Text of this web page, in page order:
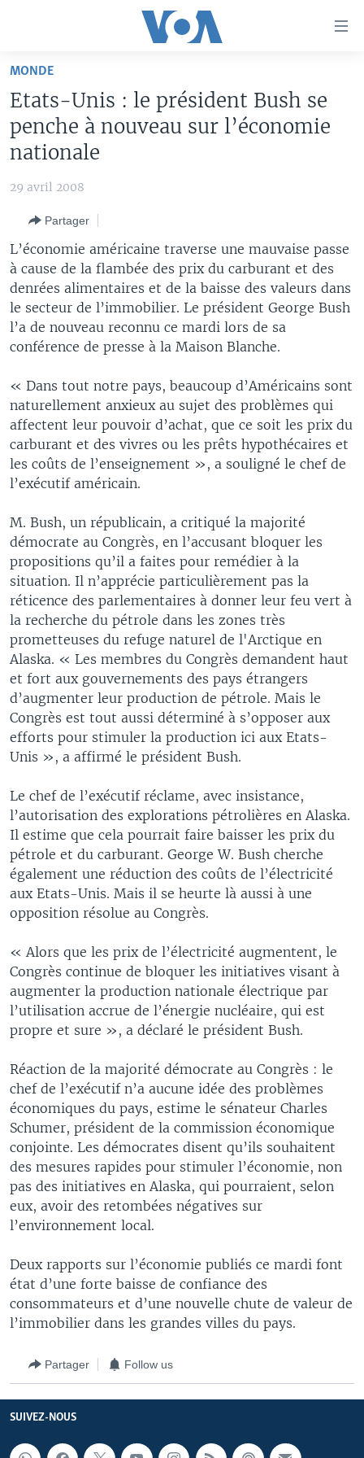
Retour
la
navigation
principale
Retour
recherche
AFRIQUE
ÉTATS-UNIS
LE MONDE AUJOURD'HUI
FOCUS SAHEL
REPORTAGES
VOUS + NOUS
CARNET DE SANTÉ
RADIO
LE MONDE AU FÉMININ
L'AMÉRIQUE ET VOUS
DIALOGUE DES RELIGIONS
RM SHOW
LINGALA
SANGO
Apprenez L'anglais
SUIVEZ-NOUS
Langues
MONDE
Etats-Unis : le président Bush se
penche à nouveau sur l’économie
nationale
29 avril 2008
Partager
L’économie américaine traverse une mauvaise passe
à cause de la flambée des prix du carburant et des
denrées alimentaires et de la baisse des valeurs dans
le secteur de l’immobilier. Le président George Bush
l’a de nouveau reconnu ce mardi lors de sa
conférence de presse à la Maison Blanche.
« Dans tout notre pays, beaucoup d’Américains sont
naturellement anxieux au sujet des problèmes qui
affectent leur pouvoir d’achat, que ce soit les prix du
carburant et des vivres ou les prêts hypothécaires et
les coûts de l’enseignement », a souligné le chef de
l’exécutif américain.
M. Bush, un républicain, a critiqué la majorité
démocrate au Congrès, en l’accusant bloquer les
propositions qu’il a faites pour remédier à la
situation. Il n’apprécie particulièrement pas la
réticence des parlementaires à donner leur feu vert à
la recherche du pétrole dans les zones très
prometteuses du refuge naturel de l'Arctique en
Alaska. « Les membres du Congrès demandent haut
et fort aux gouvernements des pays étrangers
d’augmenter leur production de pétrole. Mais le
Congrès est tout aussi déterminé à s’opposer aux
efforts pour stimuler la production ici aux Etats-
Unis », a affirmé le président Bush.
Le chef de l’exécutif réclame, avec insistance,
l’autorisation des explorations pétrolières en Alaska.
Il estime que cela pourrait faire baisser les prix du
pétrole et du carburant. George W. Bush cherche
également une réduction des coûts de l’électricité
aux Etats-Unis. Mais il se heurte là aussi à une
opposition résolue au Congrès.
« Alors que les prix de l’électricité augmentent, le
Congrès continue de bloquer les initiatives visant à
augmenter la production nationale électrique par
l’utilisation accrue de l’énergie nucléaire, qui est
propre et sure », a déclaré le président Bush.
Réaction de la majorité démocrate au Congrès : le
chef de l’exécutif n’a aucune idée des problèmes
économiques du pays, estime le sénateur Charles
Schumer, président de la commission économique
conjointe. Les démocrates disent qu’ils souhaitent
des mesures rapides pour stimuler l’économie, non
pas des initiatives en Alaska, qui pourraient, selon
eux, avoir des retombées négatives sur
l’environnement local.
Deux rapports sur l’économie publiés ce mardi font
état d’une forte baisse de confiance des
consommateurs et d’une nouvelle chute de valeur de
l’immobilier dans les grandes villes du pays.
Partager Follow us
SUIVEZ-NOUS